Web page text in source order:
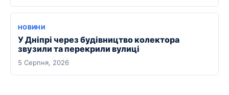
НОВИНИ
У Дніпрі через будівництво колектора
звузили та перекрили вулиці
5 Серпня, 2026